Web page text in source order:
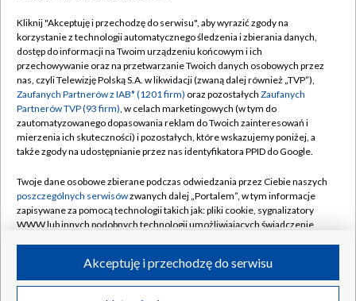
TVP
Abonament TVP
Emisja w TVP
Centrum informacji TVP
Naziemna Telewizja Cyfrowa
Rada Programowa
System NOS
Informacje o nadawcy
Program dla prasy
Regulamin TVP
Polityka prywatności
Moje zgody
Pomoc
Kontakt
Kanały
©2026 Telewizja Polska S.A. w likwidacji
Kliknij "Akceptuję i przechodzę do serwisu", aby wyrazić zgody na
korzystanie z technologii automatycznego śledzenia i zbierania danych,
dostęp do informacji na Twoim urządzeniu końcowym i ich
przechowywanie oraz na przetwarzanie Twoich danych osobowych przez
nas, czyli Telewizję Polską S.A. w likwidacji (zwaną dalej również „TVP”),
Zaufanych Partnerów z IAB* (1201 firm) oraz pozostałych Zaufanych
Partnerów TVP (93 firm), w celach marketingowych (w tym do
zautomatyzowanego dopasowania reklam do Twoich zainteresowań i
mierzenia ich skuteczności) i pozostałych, które wskazujemy poniżej, a
także zgody na udostępnianie przez nas identyfikatora PPID do Google.
Twoje dane osobowe zbierane podczas odwiedzania przez Ciebie naszych
poszczególnych serwisówzwanych dalej „Portalem”, w tym informacje
zapisywane za pomocą technologii takich jak: pliki cookie, sygnalizatory
WWW lub innych podobnych technologii umożliwiających świadczenie
ruchu w Internecie.
Twoje dane osobowe zbierane podczas odwiedzania przez Ciebie
Akceptuję i przechodzę do serwisu